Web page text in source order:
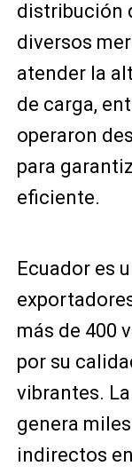
distribución
diversos
atender la
de carga,
operaron
para
eficiente.
Ecuador es
más de 400
por su
vibrantes.
genera
indirectos